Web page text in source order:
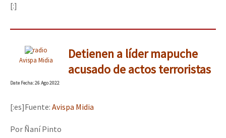
[:]
Avispa Midia
Detienen a líder mapuche
acusado de actos terroristas
DateFecha: 26 Ago 2022
[:es]Fuente: Avispa Midia
Por Ñaní Pinto